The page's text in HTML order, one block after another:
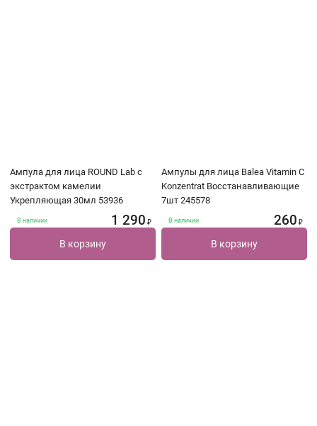
Ампула для лица ROUND Lab с
экстрактом камелии
Укрепляющая 30мл 53936
В наличии 1 290 ₽
В корзину
Ампулы для лица Balea Vitamin C
Konzentrat Восстанавливающие
7шт 245578
В наличии 260 ₽
В корзину